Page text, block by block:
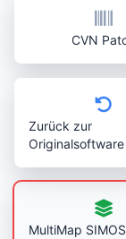
CVN
Zurück zur
Originalsoftware
MultiMap